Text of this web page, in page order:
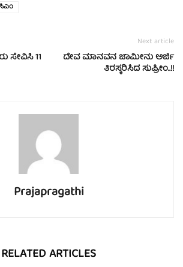
ಸೇವಿಸಿ 11
Next article
ದೇವ ಮಾನವನ ಜಾಮೀನು ಅರ್ಜಿ
ತಿರಸ್ಕರಿಸಿದ ಸುಪ್ರೀಂ..!!
Prajapragathi
RELATED ARTICLES